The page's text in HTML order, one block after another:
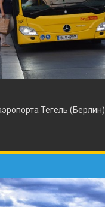
Тегель (Берлин)